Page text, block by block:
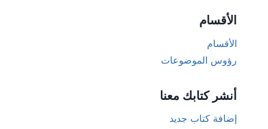
الأقسام
الأقسام
رؤوس الموضوعات
أنشر كتابك معنا
إضافة كتاب جديد